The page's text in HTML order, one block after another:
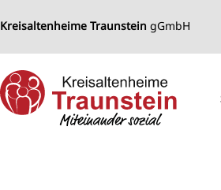
Kreisaltenheime Traunstein gGmbH